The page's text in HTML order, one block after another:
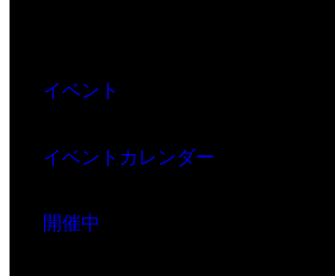
イベント
イベントカレンダー
開催中